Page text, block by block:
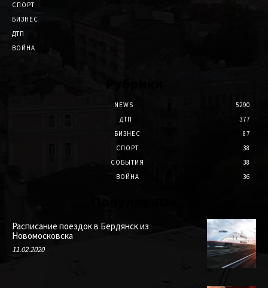
СПОРТ
БИЗНЕС
ДТП
ВОЙНА
NEWS
5290
ДТП
377
БИЗНЕС
87
СПОРТ
38
СОБЫТИЯ
38
ВОЙНА
36
Расписание поездок в Бердянск из
Новомосковска
11.02.2020